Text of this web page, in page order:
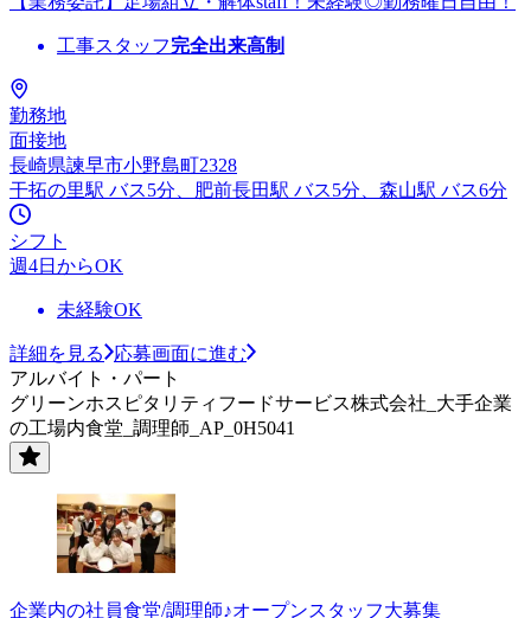
工事スタッフ完全出来高制
勤務地
面接地
長崎県諫早市小野島町2328
干拓の里駅 バス5分、肥前長田駅 バス5分、森山駅 バス6分
シフト
週4日からOK
未経験OK
詳細を見る
応募画面に進む
アルバイト・パート
グリーンホスピタリティフードサービス株式会社_大手企業
の工場内食堂_調理師_AP_0H5041
企業内の社員食堂/調理師♪オープンスタッフ大募集